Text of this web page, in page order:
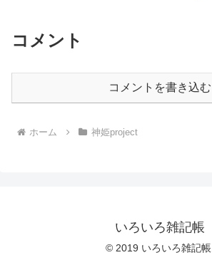
コメント
コメントを書き込む
ホーム 神姫project
いろいろ雑記帳
© 2019 いろいろ雑記帳.